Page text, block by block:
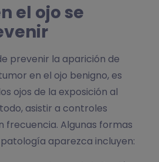
el ojo se
prevenir la aparición de
en el ojo benigno, es
ojos de la exposición al
asistir a controles
frecuencia. Algunas formas
aparezca incluyen: